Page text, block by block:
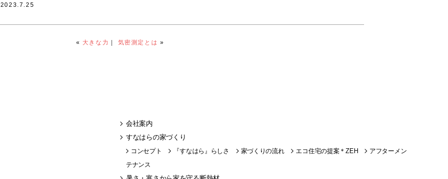
2023.7.25
« 大きな力 ｜ 気密測定とは »
会社案内
すなはらの家づくり
コンセプト 『すなはら』らしさ 家づくりの流れ エコ住宅の提案＊ZEH
アフターメン
テナンス